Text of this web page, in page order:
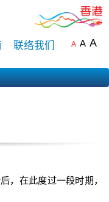
联络我们 A A A
，在此度过一段时期，